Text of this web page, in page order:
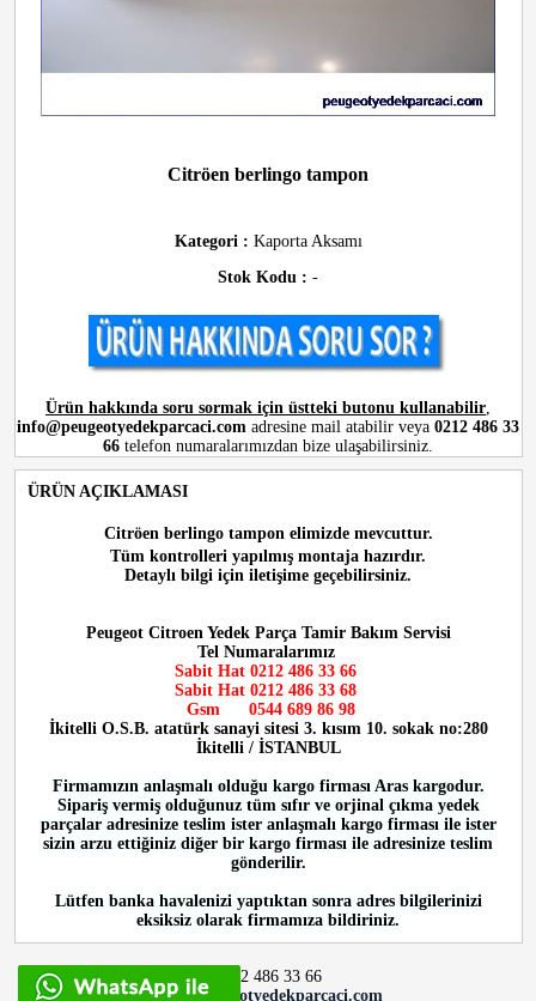
Citröen berlingo tampon
Kategori : Kaporta Aksamı
Stok Kodu : -
Ürün hakkında soru sormak için üstteki butonu kullanabilir
info@peugeotyedekparcaci.com adresine mail atabilir veya 0212 486 33
66 telefon numaralarımızdan bize ulaşabilirsiniz.
ÜRÜN AÇIKLAMASI
Citröen berlingo tampon elimizde mevcuttur.
Tüm kontrolleri yapılmış montaja hazırdır.
Detaylı bilgi için iletişime geçebilirsiniz.
Peugeot Citroen Yedek Parça Tamir Bakım Servisi
Tel Numaralarımız
Sabit Hat 0212 486 33 66
Sabit Hat 0212 486 33 68
Gsm 0544 689 86 98
İkitelli O.S.B. atatürk sanayi sitesi 3. kısım 10. sokak no:280
İkitelli / İSTANBUL
Firmamızın anlaşmalı olduğu kargo firması Aras kargodur.
Sipariş vermiş olduğunuz tüm sıfır ve orjinal çıkma yedek
parçalar adresinize teslim ister anlaşmalı kargo firması ile ister
sizin arzu ettiğiniz diğer bir kargo firması ile adresinize teslim
gönderilir.
Lütfen banka havalenizi yaptıktan sonra adres bilgilerinizi
eksiksiz olarak firmamıza bildiriniz.
0212 486 33 66
info@peugeotyedekparcaci.com